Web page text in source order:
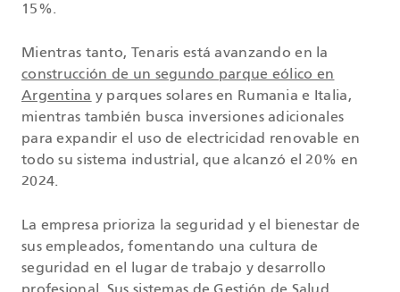
15%.
Mientras tanto, Tenaris está avanzando en la
construcción de un segundo parque eólico en
Argentina y parques solares en Rumania e Italia,
mientras también busca inversiones adicionales
para expandir el uso de electricidad renovable en
todo su sistema industrial, que alcanzó el 20% en
2024.
La empresa prioriza la seguridad y el bienestar de
sus empleados, fomentando una cultura de
seguridad en el lugar de trabajo y desarrollo